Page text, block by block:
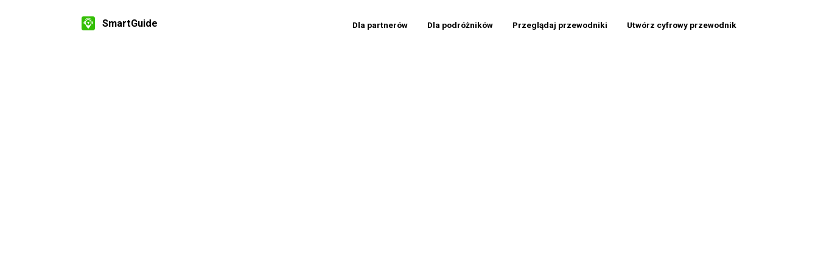
SmartGuide Dla partnerów Dla podróżników Przeglądaj przewodniki Utwórz cyfrowy przewodnik